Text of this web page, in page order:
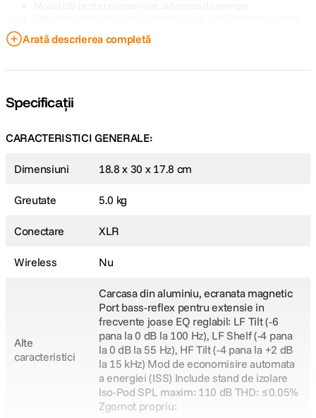
Include stand Iso-Pod pentru izolare fata de vibratii
Arată descrierea completă
Specificații
CARACTERISTICI GENERALE:
Dimensiuni 18.8 x 30 x 17.8 cm
Greutate 5.0 kg
Conectare XLR
Wireless Nu
Alte
caracteristici
Carcasa din aluminiu, ecranata magnetic
Port bass-reflex pentru extensie in
frecvente joase EQ reglabil: LF Tilt (-6
pana la 0 dB la 100 Hz), LF Shelf (-4 pana
la 0 dB la 55 Hz), HF Tilt (-4 pana la +2 dB
la 15 kHz) Mod de economisire automata
a energiei (ISS) Include stand de izolare
Iso-Pod SPL maxim: 110 dB THD: ≤0.05%
Zgomot propriu: